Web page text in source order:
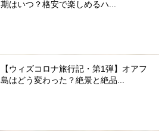
期はいつ？格安で楽しめるハ...
【ウィズコロナ旅行記・第1弾】オアフ
島はどう変わった？絶景と絶品...